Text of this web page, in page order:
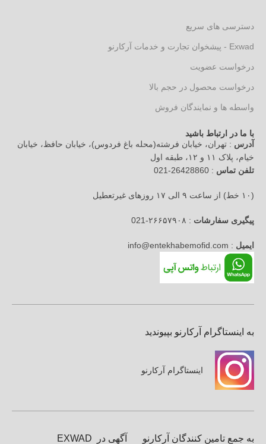
دسترسی های سریع
Exwad - پیشخوان تجارت و خدمات آرکارنو
درخواست عضویت
درخواست محصول در حجم بالا
واسطه ها و نمایندگان فروش
با ما در ارتباط باشید
آدرس : تهران، خیابان فرشته(محله باغ فردوس)، خیابان حافظ، خیابان
خیام، پلاک ۱۱ و ۱۲، طبقه اول
تلفن تماس : 26428860-021
(۱۰ خط) از ساعت ۹ الی ۱۷ روزهای غیرتعطیل
پیگیری سفارشات : ۲۶۶۵۷۹۰۸-021
ایمیل : info@entekhabemofid.com
به اینستاگرام آرکارنو بپیوندید
اینستاگرام آرکارنو
به جمع تامین کنندگان آرکارنو
آگهی در EXWAD